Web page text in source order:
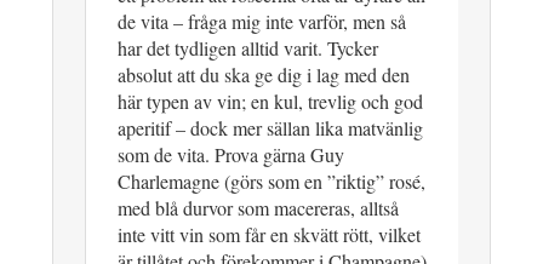
de vita – fråga mig inte varför, men så
har det tydligen alltid varit. Tycker
absolut att du ska ge dig i lag med den
här typen av vin; en kul, trevlig och god
aperitif – dock mer sällan lika matvänlig
som de vita. Prova gärna Guy
Charlemagne (görs som en ”riktig” rosé,
med blå durvor som macereras, alltså
inte vitt vin som får en skvätt rött, vilket